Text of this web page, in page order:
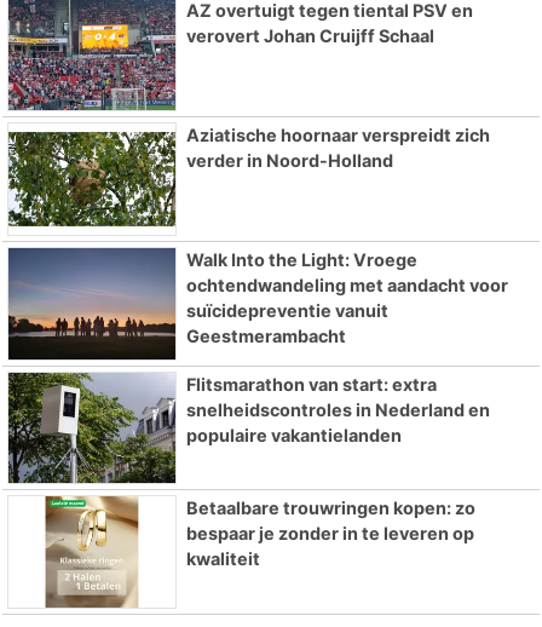
AZ overtuigt tegen tiental PSV en
verovert Johan Cruijff Schaal
Aziatische hoornaar verspreidt zich
verder in Noord-Holland
Walk Into the Light: Vroege
ochtendwandeling met aandacht voor
suïcidepreventie vanuit
Geestmerambacht
Flitsmarathon van start: extra
snelheidscontroles in Nederland en
populaire vakantielanden
Betaalbare trouwringen kopen: zo
bespaar je zonder in te leveren op
kwaliteit